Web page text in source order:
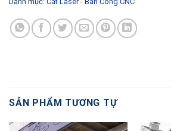
SẢN PHẨM TƯƠNG TỰ